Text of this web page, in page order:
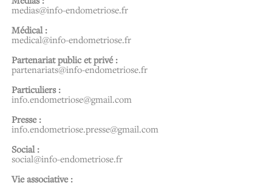
medias@info-endometriose.fr
Médical :
medical@info-endometriose.fr
Partenariat public et privé :
partenariats@info-endometriose.fr
Particuliers :
info.endometriose@gmail.com
Presse :
info.endometriose.presse@gmail.com
Social :
social@info-endometriose.fr
Vie associative :